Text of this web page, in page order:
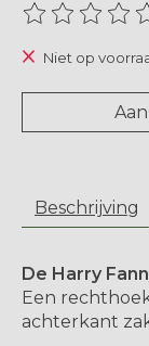
De
Niet op
Beschrijving
De Harry
Een
achterkant